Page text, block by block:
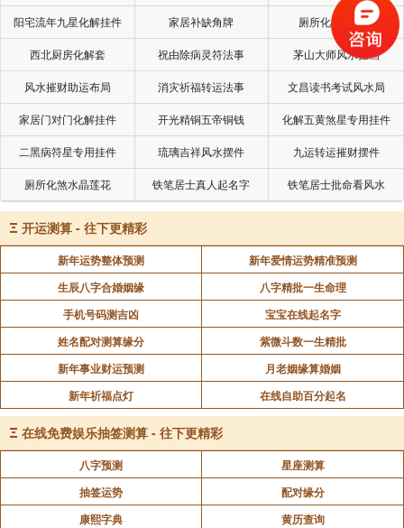
阳宅流年九星化解挂件 家居补缺角牌 厕所化秽气煞套
西北厨房化解套 祝由除病灵符法事 茅山大师风水挂画
风水摧财助运布局 消灾祈福转运法事 文昌读书考试风水局
家居门对门化解挂件 开光精铜五帝铜钱 化解五黄煞星专用挂件
二黑病符星专用挂件 琉璃吉祥风水摆件 九运转运摧财摆件
厕所化煞水晶莲花 铁笔居士真人起名字 铁笔居士批命看风水
Ξ 开运测算 - 往下更精彩
新年运势整体预测
新年爱情运势精准预测
生辰八字合婚姻缘
八字精批一生命理
手机号码测吉凶
宝宝在线起名字
姓名配对测算缘分
紫微斗数一生精批
新年事业财运预测
月老姻缘算婚姻
新年祈福点灯
在线自助百分起名
Ξ 在线免费娱乐抽签测算 - 往下更精彩
八字预测
星座测算
抽签运势
配对缘分
康熙字典
黄历查询